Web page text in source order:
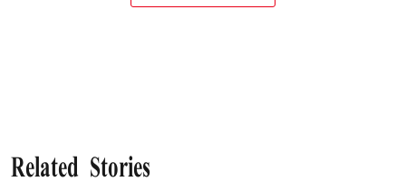
Related Stories